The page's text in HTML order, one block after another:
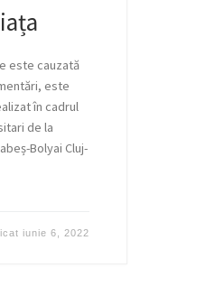
este cauzată
este
în cadrul
de la
Bolyai Cluj-
iunie 6, 2022